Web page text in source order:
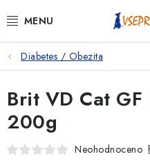
na
PSI
KOČKY
KONĚ
Diabetes / Obezita
Brit VD Cat
200g
Neohodnoceno